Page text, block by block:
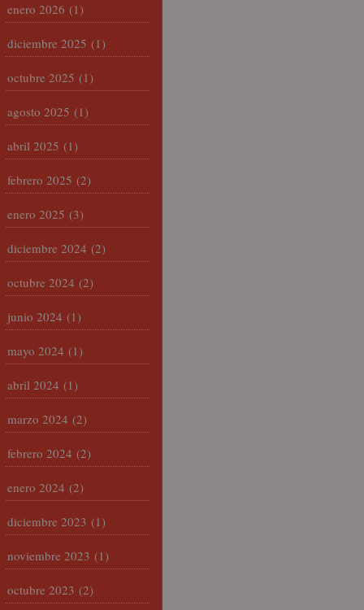
enero 2026 (1)
diciembre 2025 (1)
octubre 2025 (1)
agosto 2025 (1)
abril 2025 (1)
febrero 2025 (2)
enero 2025 (3)
diciembre 2024 (2)
octubre 2024 (2)
junio 2024 (1)
mayo 2024 (1)
abril 2024 (1)
marzo 2024 (2)
febrero 2024 (2)
enero 2024 (2)
diciembre 2023 (1)
noviembre 2023 (1)
octubre 2023 (2)